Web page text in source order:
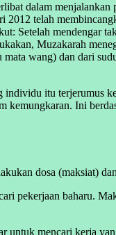
dalam menjalankan
telah
Setelah mendengar
Muzakarah
wang) dan dari
itu terjerumus
kemungkaran. Ini
dosa (maksiat)
pekerjaan baharu.
untuk mencari kerja